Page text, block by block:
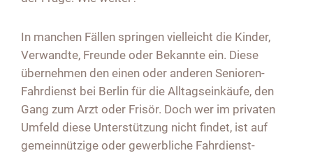
In manchen Fällen springen vielleicht die Kinder,
Verwandte, Freunde oder Bekannte ein. Diese
übernehmen den einen oder anderen Senioren-
Fahrdienst bei Berlin für die Alltagseinkäufe, den
Gang zum Arzt oder Frisör. Doch wer im privaten
Umfeld diese Unterstützung nicht findet, ist auf
gemeinnützige oder gewerbliche Fahrdienst-